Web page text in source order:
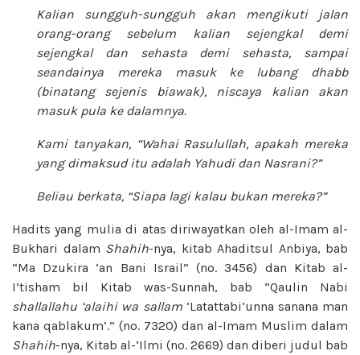
Kalian sungguh-sungguh akan mengikuti jalan
orang-orang sebelum kalian sejengkal demi
sejengkal dan sehasta demi sehasta, sampai
seandainya mereka masuk ke lubang dhabb
(binatang sejenis biawak), niscaya kalian akan
masuk pula ke dalamnya.
Kami tanyakan, “Wahai Rasulullah, apakah mereka
yang dimaksud itu adalah Yahudi dan Nasrani?”
Beliau berkata, “Siapa lagi kalau bukan mereka?”
Hadits yang mulia di atas diriwayatkan oleh al-Imam al-
Bukhari dalam Shahih-nya, kitab Ahaditsul Anbiya, bab
“Ma Dzukira ‘an Bani Israil” (no. 3456) dan Kitab al-
I‘tisham bil Kitab was-Sunnah, bab “Qaulin Nabi
shallallahu ‘alaihi wa sallam‘Latattabi‘unna sanana man
kana qablakum’.” (no. 7320) dan al-Imam Muslim dalam
Shahih-nya, Kitab al-‘Ilmi (no. 2669) dan diberi judul bab